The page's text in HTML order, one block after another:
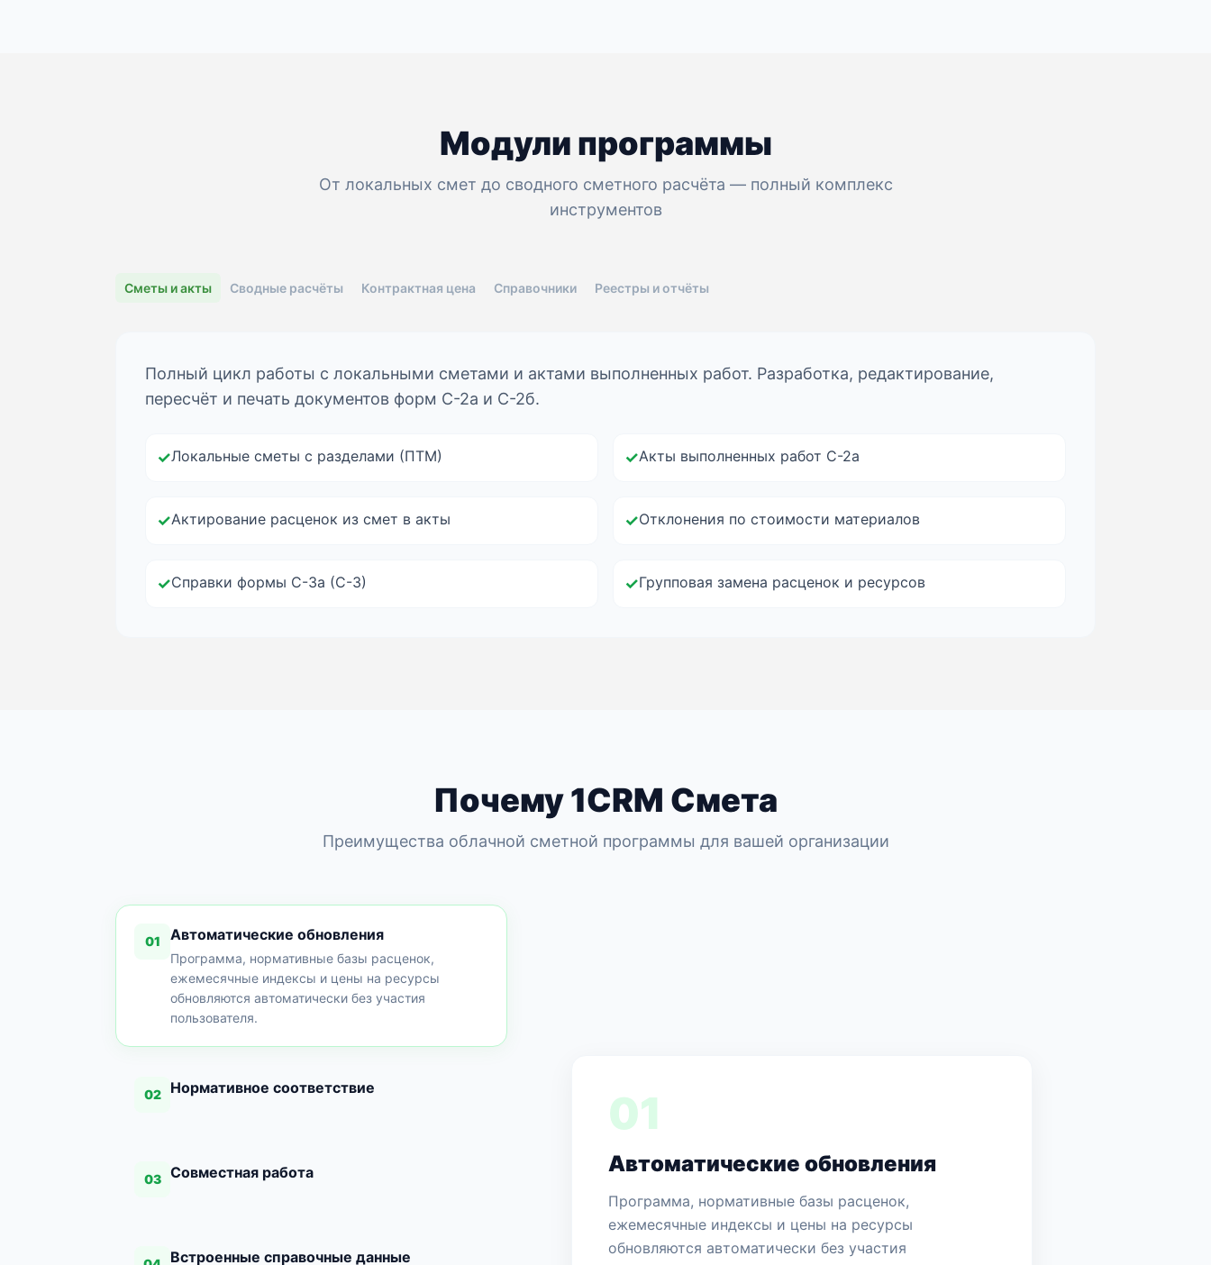
Модули программы
От локальных смет до сводного сметного расчёта — полный комплекс
инструментов
Сметы и акты Сводные расчёты Контрактная цена Справочники Реестры и отчёты
Полный цикл работы с локальными сметами и актами выполненных работ. Разработка, редактирование,
пересчёт и печать документов форм С-2а и С-2б.
✓Локальные сметы с разделами (ПТМ) ✓Акты выполненных работ С-2а
✓Актирование расценок из смет в акты ✓Отклонения по стоимости материалов
✓Справки формы С-3а (С-3) ✓Групповая замена расценок и ресурсов
Почему 1CRM Смета
Преимущества облачной сметной программы для вашей организации
01 Автоматические обновления
Программа, нормативные базы расценок,
ежемесячные индексы и цены на ресурсы
обновляются автоматически без участия
пользователя.
02 Нормативное соответствие
03 Совместная работа
Встроенные справочные данные
01
Автоматические обновления
Программа, нормативные базы расценок,
ежемесячные индексы и цены на ресурсы
обновляются автоматически без участия